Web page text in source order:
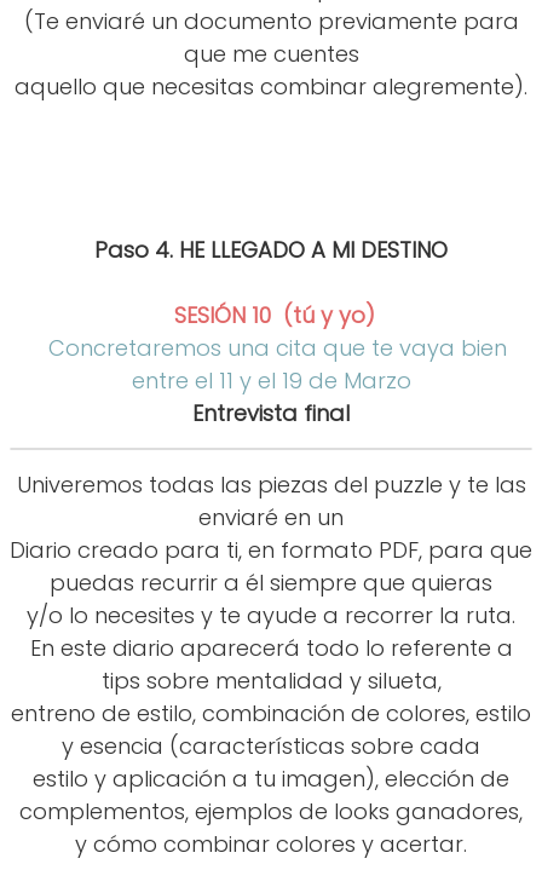
(Te enviaré un documento previamente para
que me cuentes
aquello que necesitas combinar alegremente).
Paso 4. HE LLEGADO A MI DESTINO
SESIÓN 10 (tú y yo)
Concretaremos una cita que te vaya bien
entre el 11 y el 19 de Marzo
Entrevista final
Univeremos todas las piezas del puzzle y te las
enviaré en un
Diario creado para ti, en formato PDF, para que
puedas recurrir a él siempre que quieras
y/o lo necesites y te ayude a recorrer la ruta.
En este diario aparecerá todo lo referente a
tips sobre mentalidad y silueta,
entreno de estilo, combinación de colores, estilo
y esencia (características sobre cada
estilo y aplicación a tu imagen), elección de
complementos, ejemplos de looks ganadores,
y cómo combinar colores y acertar.